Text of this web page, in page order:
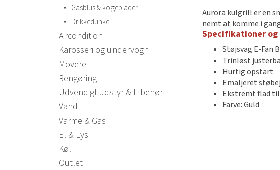
• Gasblus & kogeplader
• Drikkedunke
Aircondition
Karosseri og undervogn
Movere
Rengøring
Udvendigt udstyr & tilbehør
Vand
Varme & Gas
El & Lys
Køl
Outlet
Aurora kulgrill er en
nemt at komme i
Specifikationer og
Støjsvag E-Fan
Trinløst
Hurtig opstart
Emaljeret
Ekstremt flad
Farve: Guld